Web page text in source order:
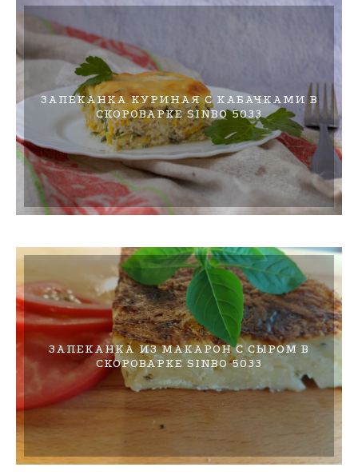
ЗАПЕКАНКА КУРИНАЯ С КАБАЧКАМИ В
СКОРОВАРКЕ SINBO 5033
ЗАПЕКАНКА ИЗ МАКАРОН С СЫРОМ В
СКОРОВАРКЕ SINBO 5033